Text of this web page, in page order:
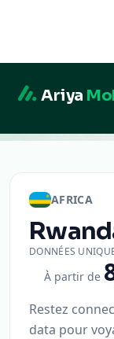
AFRICA
DONNÉES
À partir de
Restez
data pour